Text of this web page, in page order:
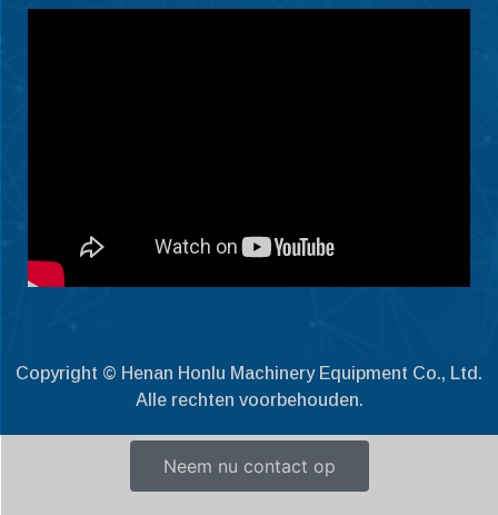
Copyright © Henan Honlu Machinery Equipment Co., Ltd.
Alle rechten voorbehouden.
Neem nu contact op
Shqip
Čeština
Nederlands (België)